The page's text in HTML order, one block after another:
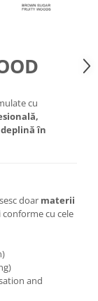
cu
în
doar materii
cu cele
and